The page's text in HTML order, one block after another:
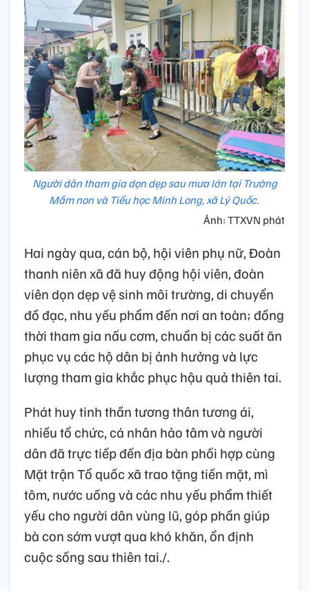
Người dân tham gia dọn dẹp sau mưa lớn tại Trường
Mầm non và Tiểu học Minh Long, xã Lý Quốc.
Ảnh: TTXVN phát
Hai ngày qua, cán bộ, hội viên phụ nữ, Đoàn
thanh niên xã đã huy động hội viên, đoàn
viên dọn dẹp vệ sinh môi trường, di chuyển
đồ đạc, nhu yếu phẩm đến nơi an toàn; đồng
thời tham gia nấu cơm, chuẩn bị các suất ăn
phục vụ các hộ dân bị ảnh hưởng và lực
lượng tham gia khắc phục hậu quả thiên tai.
Phát huy tinh thần tương thân tương ái,
nhiều tổ chức, cá nhân hảo tâm và người
dân đã trực tiếp đến địa bàn phối hợp cùng
Mặt trận Tổ quốc xã trao tặng tiền mặt, mì
tôm, nước uống và các nhu yếu phẩm thiết
yếu cho người dân vùng lũ, góp phần giúp
bà con sớm vượt qua khó khăn, ổn định
cuộc sống sau thiên tai./.